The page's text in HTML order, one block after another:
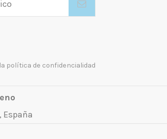
política de confidencialidad
España